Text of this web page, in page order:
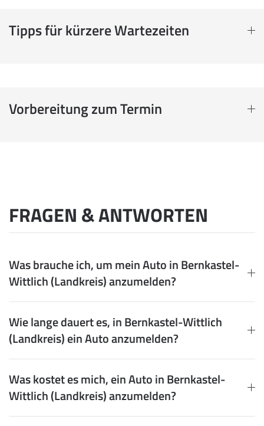
Tipps für kürzere Wartezeiten
Vorbereitung zum Termin
FRAGEN & ANTWORTEN
Was brauche ich, um mein Auto in Bernkastel-
Wittlich (Landkreis) anzumelden?
Wie lange dauert es, in Bernkastel-Wittlich
(Landkreis) ein Auto anzumelden?
Was kostet es mich, ein Auto in Bernkastel-
Wittlich (Landkreis) anzumelden?